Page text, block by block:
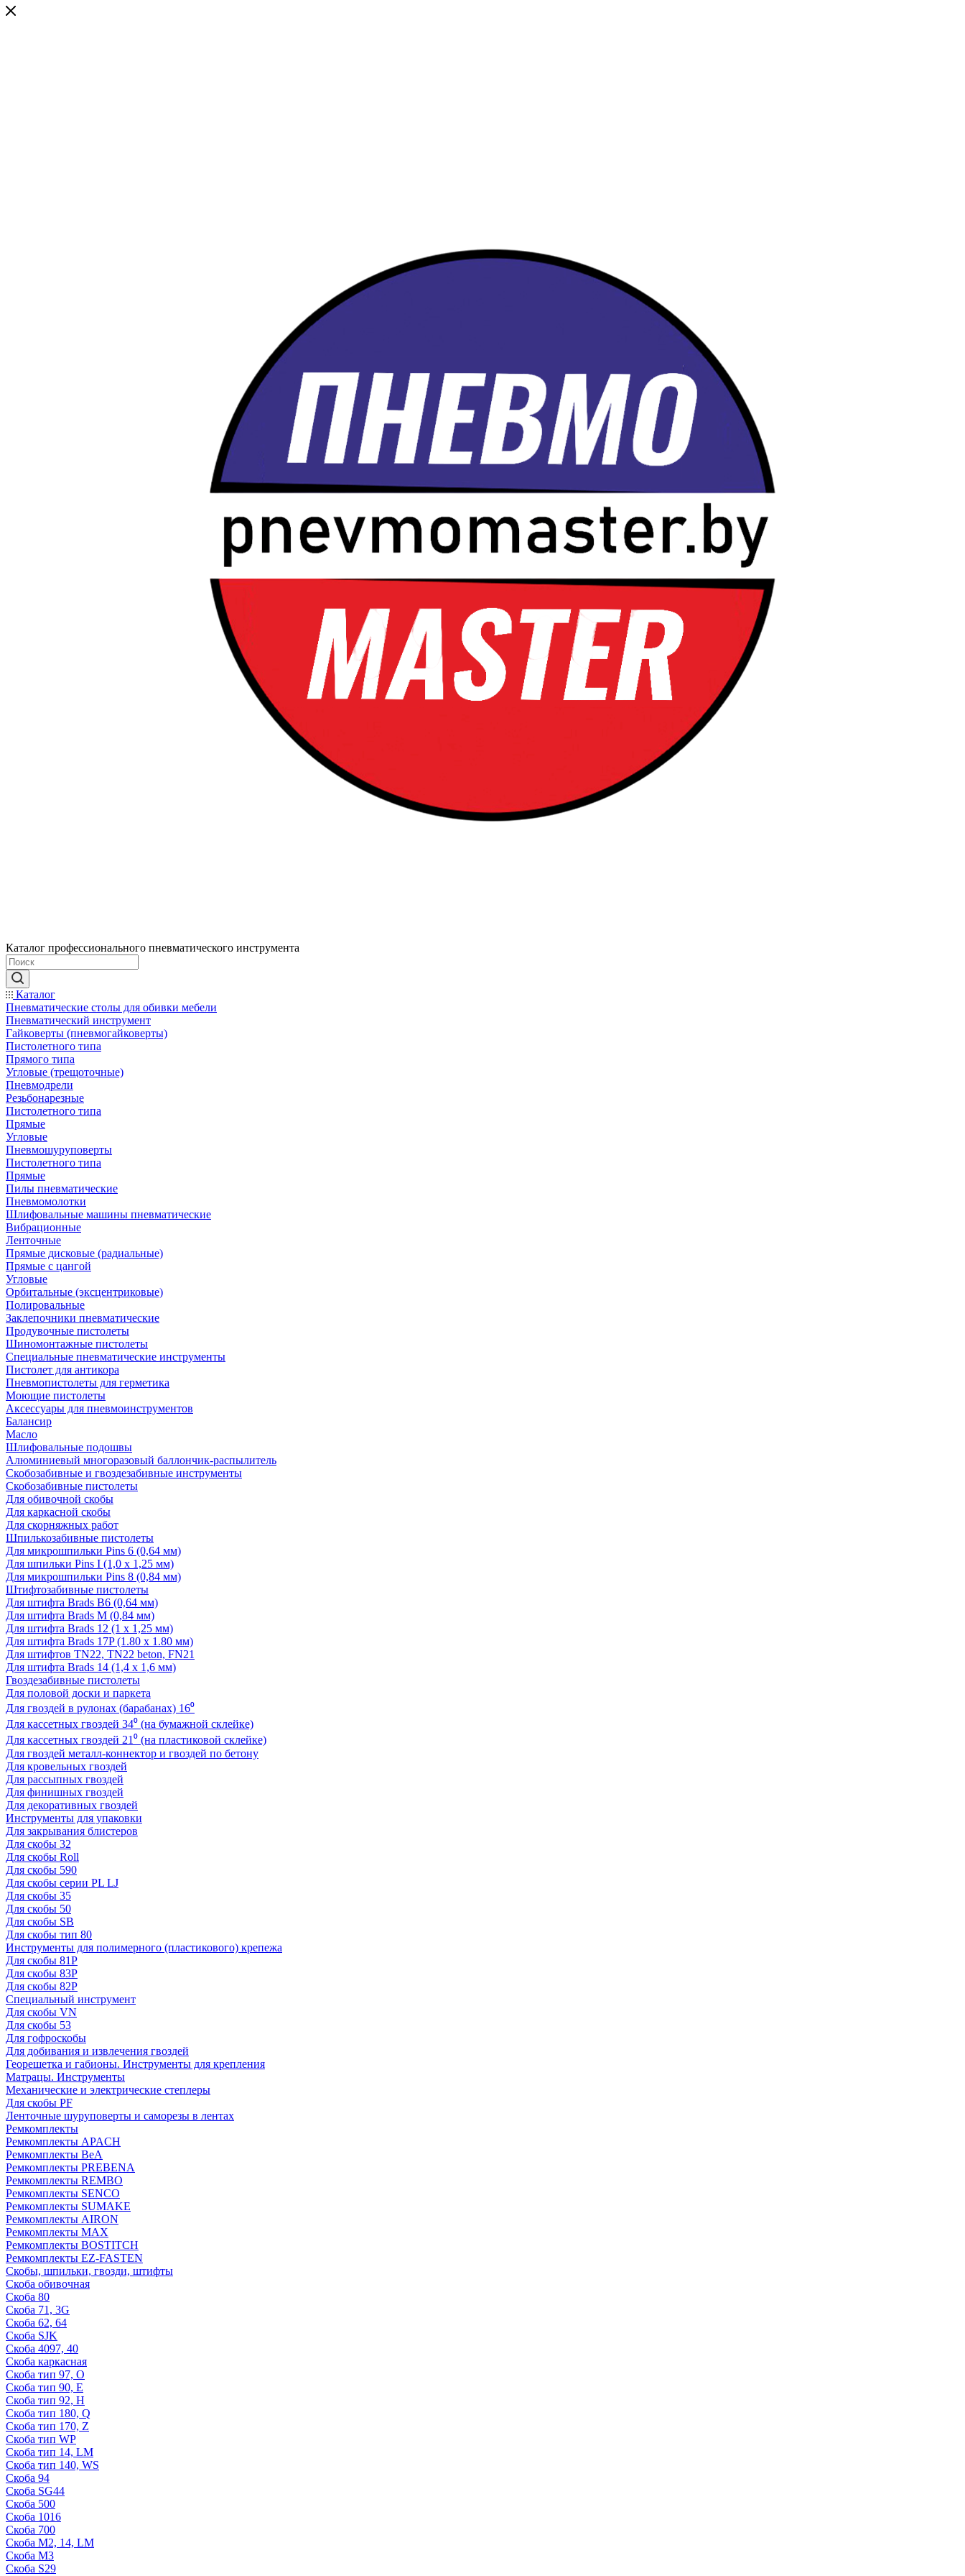
Каталог профессионального пневматического инструмента
Каталог
Пневматические столы для обивки мебели
Пневматический инструмент
Гайковерты (пневмогайковерты)
Пистолетного типа
Прямого типа
Угловые (трещоточные)
Пневмодрели
Резьбонарезные
Пистолетного типа
Прямые
Угловые
Пневмошуруповерты
Пистолетного типа
Прямые
Пилы пневматические
Пневмомолотки
Шлифовальные машины пневматические
Вибрационные
Ленточные
Прямые дисковые (радиальные)
Прямые с цангой
Угловые
Орбитальные (эксцентриковые)
Полировальные
Заклепочники пневматические
Продувочные пистолеты
Шиномонтажные пистолеты
Специальные пневматические инструменты
Пистолет для антикора
Пневмопистолеты для герметика
Моющие пистолеты
Аксессуары для пневмоинструментов
Балансир
Масло
Шлифовальные подошвы
Алюминиевый многоразовый баллончик-распылитель
Скобозабивные и гвоздезабивные инструменты
Скобозабивные пистолеты
Для обивочной скобы
Для каркасной скобы
Для скорняжных работ
Шпилькозабивные пистолеты
Для микрошпильки Pins 6 (0,64 мм)
Для шпильки Pins I (1,0 х 1,25 мм)
Для микрошпильки Pins 8 (0,84 мм)
Штифтозабивные пистолеты
Для штифта Brads B6 (0,64 мм)
Для штифта Brads M (0,84 мм)
Для штифта Brads 12 (1 х 1,25 мм)
Для штифта Brads 17P (1.80 x 1.80 мм)
Для штифтов TN22, TN22 beton, FN21
Для штифта Brads 14 (1,4 х 1,6 мм)
Гвоздезабивные пистолеты
Для половой доски и паркета
Для гвоздей в рулонах (барабанах) 16⁰
Для кассетных гвоздей 34⁰ (на бумажной склейке)
Для кассетных гвоздей 21⁰ (на пластиковой склейке)
Для гвоздей металл-коннектор и гвоздей по бетону
Для кровельных гвоздей
Для рассыпных гвоздей
Для финишных гвоздей
Для декоративных гвоздей
Инструменты для упаковки
Для закрывания блистеров
Для скобы 32
Для скобы Roll
Для скобы 590
Для скобы серии PL LJ
Для скобы 35
Для скобы 50
Для скобы SB
Для скобы тип 80
Инструменты для полимерного (пластикового) крепежа
Для скобы 81P
Для скобы 83P
Для скобы 82P
Специальный инструмент
Для скобы VN
Для скобы 53
Для гофроскобы
Для добивания и извлечения гвоздей
Георешетка и габионы. Инструменты для крепления
Матрацы. Инструменты
Механические и электрические степлеры
Для скобы PF
Ленточные шуруповерты и саморезы в лентах
Ремкомплекты
Ремкомплекты APACH
Ремкомплекты BeA
Ремкомплекты PREBENA
Ремкомплекты REMBO
Ремкомплекты SENCO
Ремкомплекты SUMAKE
Ремкомплекты AIRON
Ремкомплекты MAX
Ремкомплекты BOSTITCH
Ремкомплекты EZ-FASTEN
Скобы, шпильки, гвозди, штифты
Скоба обивочная
Скоба 80
Скоба 71, 3G
Скоба 62, 64
Скоба SJK
Скоба 4097, 40
Скоба каркасная
Скоба тип 97, O
Скоба тип 90, E
Скоба тип 92, Н
Скоба тип 180, Q
Скоба тип 170, Z
Скоба тип WP
Скоба тип 14, LM
Скоба тип 140, WS
Скоба 94
Скоба SG44
Скоба 500
Скоба 1016
Скоба 700
Скоба М2, 14, LM
Скоба M3
Скоба S29